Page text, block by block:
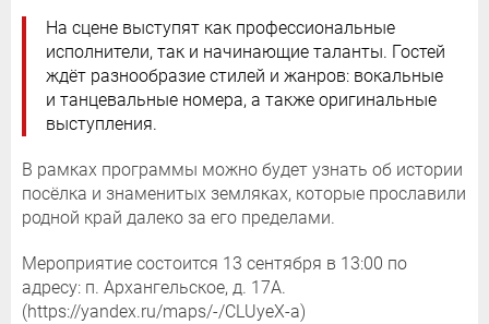
На сцене выступят как профессиональные
исполнители, так и начинающие таланты. Гостей
ждёт разнообразие стилей и жанров: вокальные
и танцевальные номера, а также оригинальные
выступления.
В рамках программы можно будет узнать об истории
посёлка и знаменитых земляках, которые прославили
родной край далеко за его пределами.
Мероприятие состоится 13 сентября в 13:00 по
адресу: п. Архангельское, д. 17А.
(https://yandex.ru/maps/-/CLUyeX-a)